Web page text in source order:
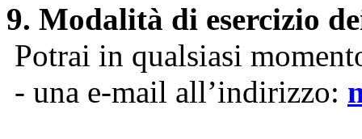
9. Modalità di esercizio
Potrai in qualsiasi
- una e-mail all’indirizzo: